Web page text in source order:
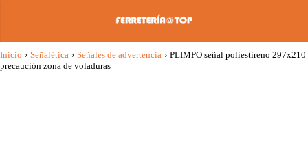
Inicio › Señalética › Señales de advertencia › PLIMPO señal poliestireno 297x210
precaución zona de voladuras